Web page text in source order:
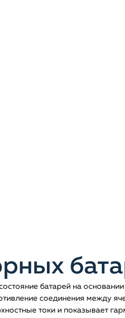
батарей на
соединения между
токи и показывает